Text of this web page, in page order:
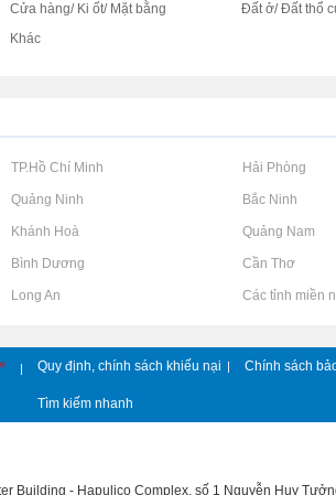
Cửa hàng/ Ki ốt/ Mặt bằng Đất ở/ Đất thổ
Khác
TP.Hồ Chí Minh Rao vặt tại Hải Phòng
Quảng Ninh Rao vặt tại Bắc Ninh
Khánh Hoà Rao vặt tại Quảng Nam
Bình Dương Rao vặt tại Cần Thơ
Long An Rao vặt tại Các tỉnh miền
| Quy định, chính sách khiếu nại | Chính sách
Tìm kiếm nhanh
Building - Hapulico Complex, số 1 Nguyễn Huy